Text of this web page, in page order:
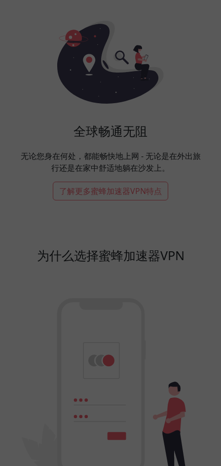
全球畅通无阻
无论您身在何处，都能畅快地上网 - 无论是在外出旅
行还是在家中舒适地躺在沙发上。
了解更多蜜蜂加速器VPN特点
为什么选择蜜蜂加速器VPN